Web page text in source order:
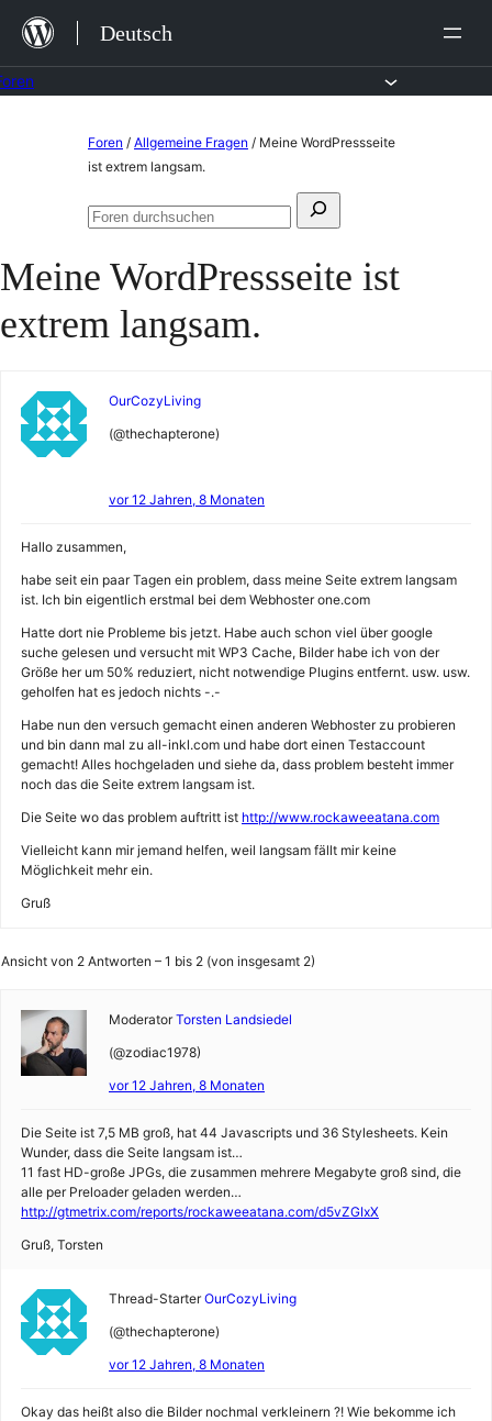
Zum
Inhalt
springen
Deutsch
Foren / Allgemeine Fragen / Meine WordPressseite
ist extrem langsam.
Suchen
Foren
Meine WordPressseite ist
extrem langsam.
OurCozyLiving
(@thechapterone)
vor 12 Jahren, 8 Monaten
Hallo zusammen,
habe seit ein paar Tagen ein problem, dass meine Seite extrem langsam
ist. Ich bin eigentlich erstmal bei dem Webhoster one.com
Hatte dort nie Probleme bis jetzt. Habe auch schon viel über google
suche gelesen und versucht mit WP3 Cache, Bilder habe ich von der
Größe her um 50% reduziert, nicht notwendige Plugins entfernt. usw. usw.
geholfen hat es jedoch nichts -.-
Habe nun den versuch gemacht einen anderen Webhoster zu probieren
und bin dann mal zu all-inkl.com und habe dort einen Testaccount
gemacht! Alles hochgeladen und siehe da, dass problem besteht immer
noch das die Seite extrem langsam ist.
Die Seite wo das problem auftritt ist http://www.rockaweeatana.com
Vielleicht kann mir jemand helfen, weil langsam fällt mir keine
Möglichkeit mehr ein.
Gruß
Ansicht von 2 Antworten – 1 bis 2 (von insgesamt 2)
Moderator Torsten Landsiedel
(@zodiac1978)
vor 12 Jahren, 8 Monaten
Die Seite ist 7,5 MB groß, hat 44 Javascripts und 36 Stylesheets. Kein
Wunder, dass die Seite langsam ist…
11 fast HD-große JPGs, die zusammen mehrere Megabyte groß sind, die
alle per Preloader geladen werden…
http://gtmetrix.com/reports/rockaweeatana.com/d5vZGIxX
Gruß, Torsten
Thread-Starter OurCozyLiving
(@thechapterone)
vor 12 Jahren, 8 Monaten
Okay das heißt also die Bilder nochmal verkleinern ?! Wie bekomme ich